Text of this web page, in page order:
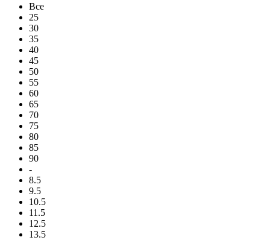
Все
25
30
35
40
45
50
55
60
65
70
75
80
85
90
-
8.5
9.5
10.5
11.5
12.5
13.5